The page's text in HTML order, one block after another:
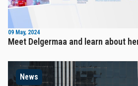
09 May, 2024
Meet Delgermaa and learn about
News